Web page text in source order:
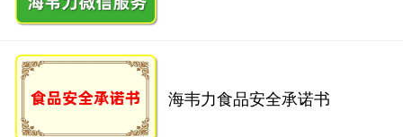
海韦力食品安全承诺书